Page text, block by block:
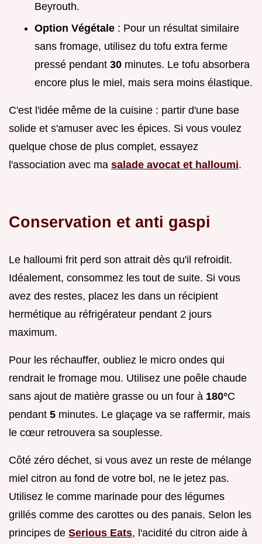
Beyrouth.
Option Végétale : Pour un résultat similaire
sans fromage, utilisez du tofu extra ferme
pressé pendant 30 minutes. Le tofu absorbera
encore plus le miel, mais sera moins élastique.
C'est l'idée même de la cuisine : partir d'une base
solide et s'amuser avec les épices. Si vous voulez
quelque chose de plus complet, essayez
l'association avec ma salade avocat et halloumi.
Conservation et anti gaspi
Le halloumi frit perd son attrait dès qu'il refroidit.
Idéalement, consommez les tout de suite. Si vous
avez des restes, placez les dans un récipient
hermétique au réfrigérateur pendant 2 jours
maximum.
Pour les réchauffer, oubliez le micro ondes qui
rendrait le fromage mou. Utilisez une poêle chaude
sans ajout de matière grasse ou un four à 180°C
pendant 5 minutes. Le glaçage va se raffermir, mais
le cœur retrouvera sa souplesse.
Côté zéro déchet, si vous avez un reste de mélange
miel citron au fond de votre bol, ne le jetez pas.
Utilisez le comme marinade pour des légumes
grillés comme des carottes ou des panais. Selon les
principes de Serious Eats, l'acidité du citron aide à